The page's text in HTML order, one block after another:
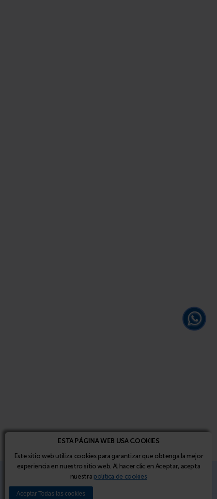
ESTA PÁGINA WEB USA COOKIES
Este sitio web utiliza cookies para garantizar que obtenga la mejor
experiencia en nuestro sitio web. Al hacer clic en Aceptar, acepta
nuestra política de cookies
Aceptar Todas las cookies
Soluciones de Mobiliario y Sistemas de
Almacenamiento de PM STEELE®